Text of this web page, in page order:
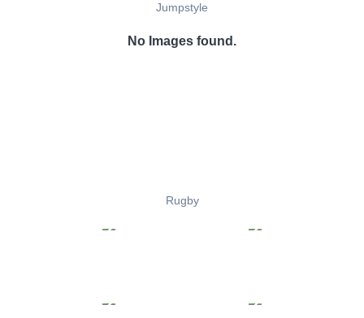
Jumpstyle
No Images found.
Rugby